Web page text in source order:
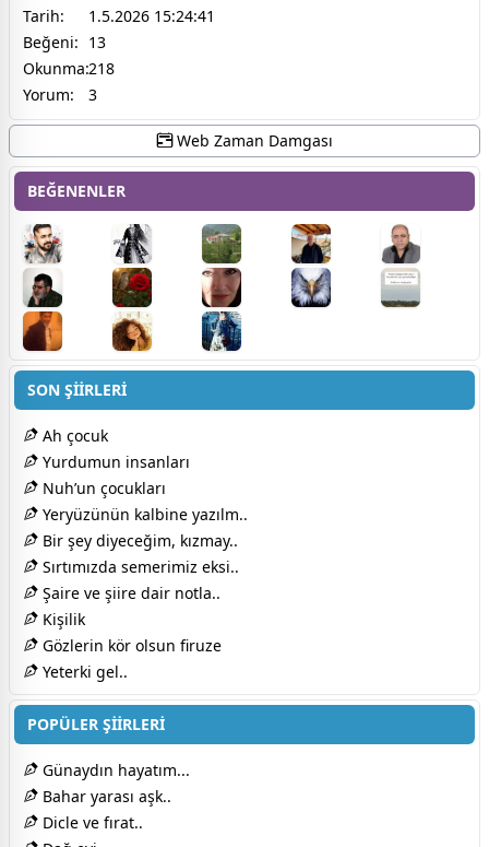
Tarih:
1.5.2026 15:24:41
Beğeni: 13
Okunma:218
Yorum:
3
Web Zaman Damgası
BEĞENENLER
SON ŞİİRLERİ
Ah çocuk
Yurdumun insanları
Nuh’un çocukları
Yeryüzünün kalbine yazılm..
Bir şey diyeceğim, kızmay..
Sırtımızda semerimiz eksi..
Şaire ve şiire dair notla..
Kişilik
Gözlerin kör olsun firuze
Yeterki gel..
POPÜLER ŞİİRLERİ
Günaydın hayatım...
Bahar yarası aşk..
Dicle ve fırat..